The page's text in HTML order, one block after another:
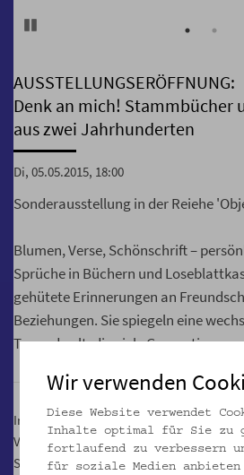
AUSSTELLUNGSERÖFFNUNG:
Denk an mich! Stammbücher
aus zwei Jahrhunderten
Di, 05.05.2015, 18:00
Sonderausstellung in der Reiehe
Blumen, Verse, Schönschrift –
Sprüche in Büchern und
gehütete Erinnerungen an
Beziehungen. Sie spiegeln eine
Tugendwelt, die viele Generationen
In der Ausstellungsreihe ‚Objekte im
Volkskundemuseum über vierzig zum Teil
Stammbücher und Poesiealben aus dem
Wir verwenden
Diese Website verwendet
Inhalte optimal für Sie zu
fortlaufend zu verbessern
für soziale Medien anbieten